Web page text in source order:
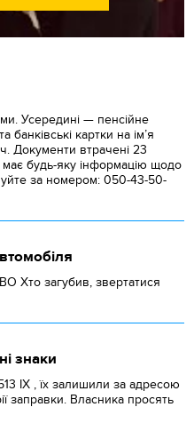
Усередині — пенсійне
банківські картки на ім’я
Документи втрачені 23
будь-яку інформацію щодо
за номером: 050-43-50-
Хто загубив, звертатися
знаки
IX , їх залишили за адресою
заправки. Власника просять